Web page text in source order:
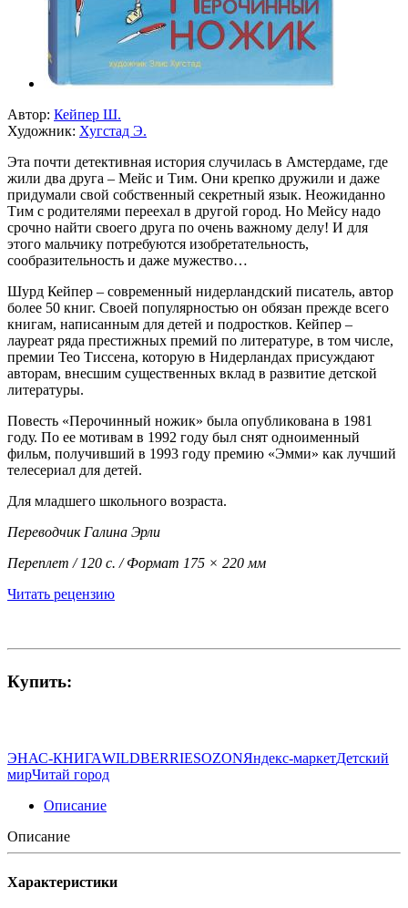
Автор: Кейпер Ш.
Художник: Хугстад Э.
Эта почти детективная история случилась в Амстердаме, где
жили два друга – Мейс и Тим. Они крепко дружили и даже
придумали свой собственный секретный язык. Неожиданно
Тим с родителями переехал в другой город. Но Мейсу надо
срочно найти своего друга по очень важному делу! И для
этого мальчику потребуются изобретательность,
сообразительность и даже мужество…
Шурд Кейпер – современный нидерландский писатель, автор
более 50 книг. Своей популярностью он обязан прежде всего
книгам, написанным для детей и подростков. Кейпер –
лауреат ряда престижных премий по литературе, в том числе,
премии Тео Тиссена, которую в Нидерландах присуждают
авторам, внесшим существенных вклад в развитие детской
литературы.
Повесть «Перочинный ножик» была опубликована в 1981
году. По ее мотивам в 1992 году был снят одноименный
фильм, получивший в 1993 году премию «Эмми» как лучший
телесериал для детей.
Для младшего школьного возраста.
Переводчик Галина Эрли
Переплет / 120 с. / Формат 175 × 220 мм
Читать рецензию
Купить:
ЭНАС-КНИГАWILDBERRIESOZONЯндекс-маркетДетский
мирЧитай город
Описание
Описание
Характеристики